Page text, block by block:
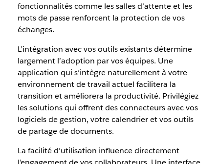
fonctionnalités comme les salles d’attente et les
mots de passe renforcent la protection de vos
échanges.
L’intégration avec vos outils existants détermine
largement l’adoption par vos équipes. Une
application qui s’intègre naturellement à votre
environnement de travail actuel facilitera la
transition et améliorera la productivité. Privilégiez
les solutions qui offrent des connecteurs avec vos
logiciels de gestion, votre calendrier et vos outils
de partage de documents.
La facilité d’utilisation influence directement